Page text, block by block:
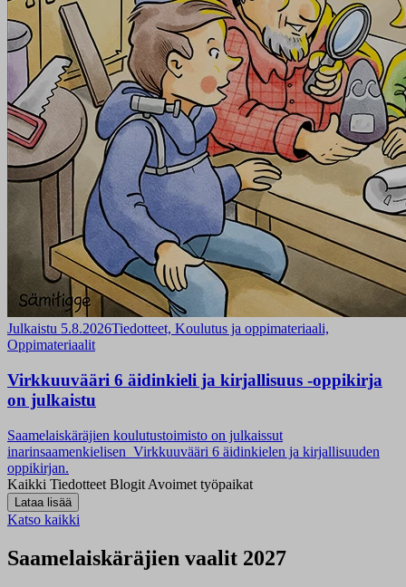
Julkaistu 5.8.2026Tiedotteet, Koulutus ja oppimateriaali,
Oppimateriaalit
Virkkuuvääri 6 äidinkieli ja kirjallisuus -oppikirja
on julkaistu
Saamelaiskäräjien koulutustoimisto on julkaissut
inarinsaamenkielisen Virkkuuvääri 6 äidinkielen ja kirjallisuuden
oppikirjan.
Kaikki Tiedotteet Blogit Avoimet työpaikat
Katso kaikki
Saamelaiskäräjien vaalit 2027